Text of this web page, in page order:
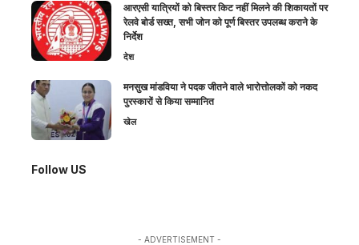
आरएसी यात्रियों को बिस्तर किट नहीं मिलने की शिकायतों पर
रेलवे बोर्ड सख्त, सभी जोन को पूर्ण बिस्तर उपलब्ध कराने के
निर्देश
देश
मनसुख मांडविया ने पदक जीतने वाले भारोत्तोलकों को नकद
पुरस्कारों से किया सम्मानित
खेल
Follow US
- ADVERTISEMENT -